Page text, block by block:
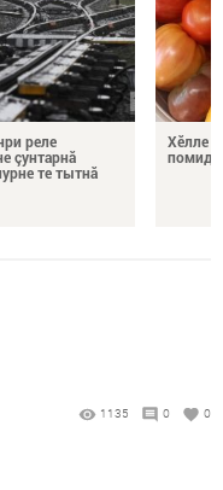
реле
çунтарнă
те тытнă
Хӗлле
1135 0 0